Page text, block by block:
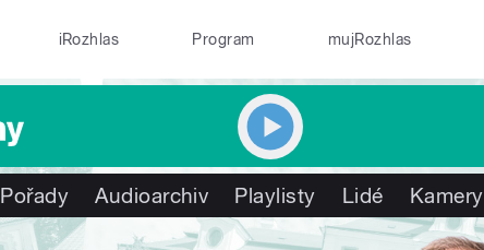
iRozhlas Program mujRozhlas
Pořady Audioarchiv Playlisty Lidé Kamery